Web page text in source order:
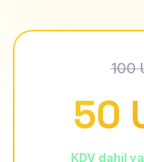
100
50
KDV dahil